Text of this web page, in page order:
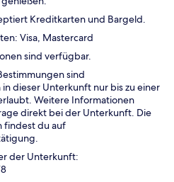
Kreditkarten und Bargeld.
Visa, Mastercard
sind verfügbar.
sind
dieser Unterkunft nur bis zu einer
Weitere Informationen
direkt bei der Unterkunft. Die
findest du auf
der Unterkunft: